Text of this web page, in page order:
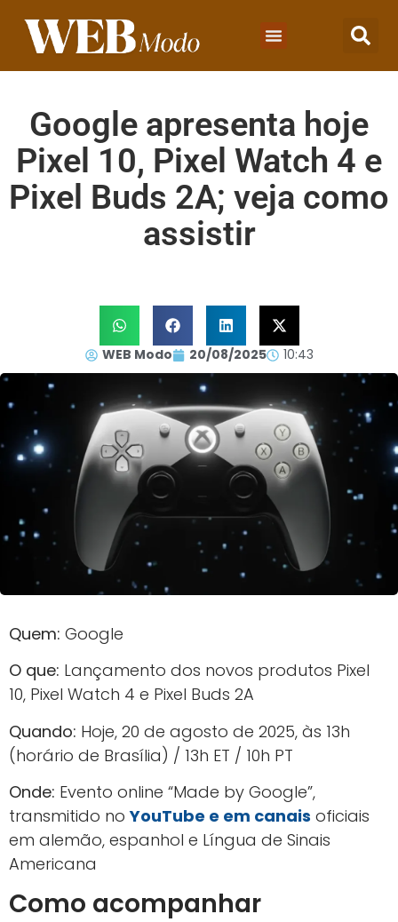
Google apresenta hoje
Pixel 10, Pixel Watch 4 e
Pixel Buds 2A; veja como
assistir
WEB Modo 20/08/2025 10:43
Quem: Google
O que: Lançamento dos novos produtos Pixel
10, Pixel Watch 4 e Pixel Buds 2A
Quando: Hoje, 20 de agosto de 2025, às 13h
(horário de Brasília) / 13h ET / 10h PT
Onde: Evento online “Made by Google”,
transmitido noYouTube e em canais oficiais
em alemão, espanhol e Língua de Sinais
Americana
Como acompanhar